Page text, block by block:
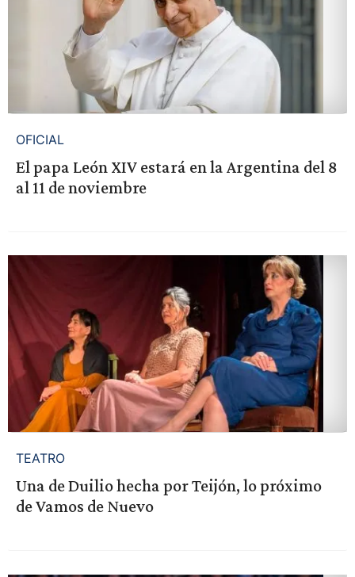
OFICIAL
El papa León XIV estará en la Argentina del 8
al 11 de noviembre
TEATRO
Una de Duilio hecha por Teijón, lo próximo
de Vamos de Nuevo